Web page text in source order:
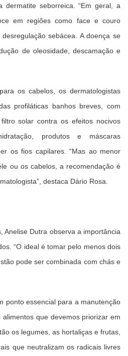
dermatite seborreica. “Em geral, a
em regiões como face e couro
sebácea. A doença se
de oleosidade, descamação e
os cabelos, os dermatologistas
profiláticas banhos breves, com
solar contra os efeitos nocivos
produtos e máscaras
os fios capilares. “Mas ao menor
ou os cabelos, a recomendação é
destaca Dário Rosa.
Anelise Dutra observa a importância
“O ideal é tomar pelo menos dois
pode ser combinada com chás e
ponto essencial para a manutenção
que devemos priorizar em
os legumes, as hortaliças e frutas,
que neutralizam os radicais livres